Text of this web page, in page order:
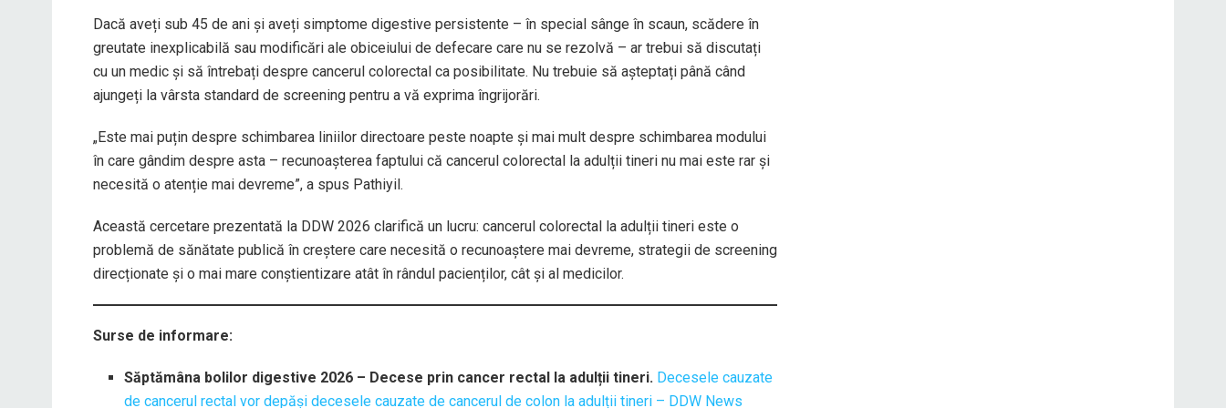
Dacă aveți sub 45 de ani și aveți simptome digestive persistente – în special sânge în scaun, scădere în
greutate inexplicabilă sau modificări ale obiceiului de defecare care nu se rezolvă – ar trebui să discutați
cu un medic și să întrebați despre cancerul colorectal ca posibilitate. Nu trebuie să așteptați până când
ajungeți la vârsta standard de screening pentru a vă exprima îngrijorări.
„Este mai puțin despre schimbarea liniilor directoare peste noapte și mai mult despre schimbarea modului
în care gândim despre asta – recunoașterea faptului că cancerul colorectal la adulții tineri nu mai este rar și
necesită o atenție mai devreme”, a spus Pathiyil.
Această cercetare prezentată la DDW 2026 clarifică un lucru: cancerul colorectal la adulții tineri este o
problemă de sănătate publică în creștere care necesită o recunoaștere mai devreme, strategii de screening
direcționate și o mai mare conștientizare atât în ​​rândul pacienților, cât și al medicilor.
Surse de informare:
Săptămâna bolilor digestive 2026 – Decese prin cancer rectal la adulții tineri. Decesele cauzate
de cancerul rectal vor depăși decesele cauzate de cancerul de colon la adulții tineri – DDW News